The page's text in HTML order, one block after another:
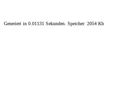
Generiert in 0.01131 Sekunden. Speicher: 2054 Kb